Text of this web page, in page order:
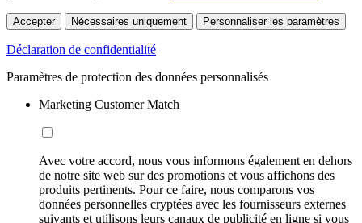
Accepter Nécessaires uniquement Personnaliser les paramètres
Déclaration de confidentialité
Paramètres de protection des données personnalisés
Marketing Customer Match
Avec votre accord, nous vous informons également en dehors
de notre site web sur des promotions et vous affichons des
produits pertinents. Pour ce faire, nous comparons vos
données personnelles cryptées avec les fournisseurs externes
suivants et utilisons leurs canaux de publicité en ligne si vous